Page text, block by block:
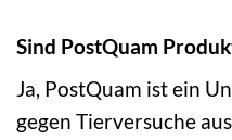
Sind PostQuam
Ja, PostQuam ist ein
gegen Tierversuche